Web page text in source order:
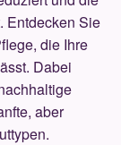
Entdecken Sie
die Ihre
Dabei
aber